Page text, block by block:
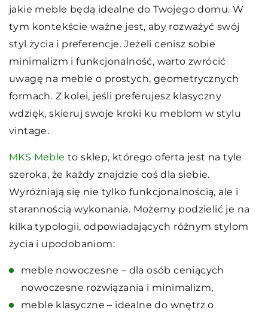
jakie meble będą idealne do Twojego domu. W
tym kontekście ważne jest, aby rozważyć swój
styl życia i preferencje. Jeżeli cenisz sobie
minimalizm i funkcjonalność, warto zwrócić
uwagę na meble o prostych, geometrycznych
formach. Z kolei, jeśli preferujesz klasyczny
wdzięk, skieruj swoje kroki ku meblom w stylu
vintage.
MKS Meble to sklep, którego oferta jest na tyle
szeroka, że każdy znajdzie coś dla siebie.
Wyróżniają się nie tylko funkcjonalnością, ale i
starannością wykonania. Możemy podzielić je na
kilka typologii, odpowiadających różnym stylom
życia i upodobaniom:
meble nowoczesne – dla osób ceniących
nowoczesne rozwiązania i minimalizm,
meble klasyczne – idealne do wnętrz o